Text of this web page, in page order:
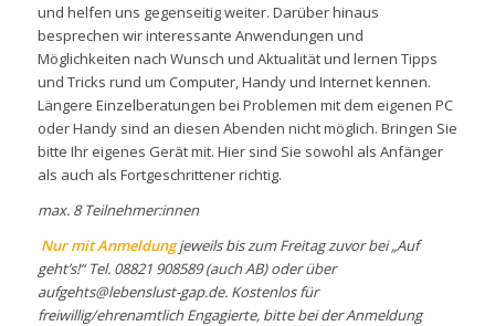
und helfen uns gegenseitig weiter. Darüber hinaus
besprechen wir interessante Anwendungen und
Möglichkeiten nach Wunsch und Aktualität und lernen Tipps
und Tricks rund um Computer, Handy und Internet kennen.
Längere Einzelberatungen bei Problemen mit dem eigenen PC
oder Handy sind an diesen Abenden nicht möglich. Bringen Sie
bitte Ihr eigenes Gerät mit. Hier sind Sie sowohl als Anfänger
als auch als Fortgeschrittener richtig.
max. 8 Teilnehmer:innen
Nur mit Anmeldungjeweils bis zum Freitag zuvor bei „Auf
geht’s!“ Tel. 08821 908589 (auch AB) oder über
aufgehts@lebenslust-gap.de. Kostenlos für
freiwillig/ehrenamtlich Engagierte, bitte bei der Anmeldung